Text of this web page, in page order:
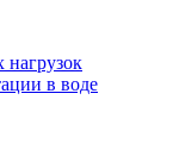
нагрузок
в воде